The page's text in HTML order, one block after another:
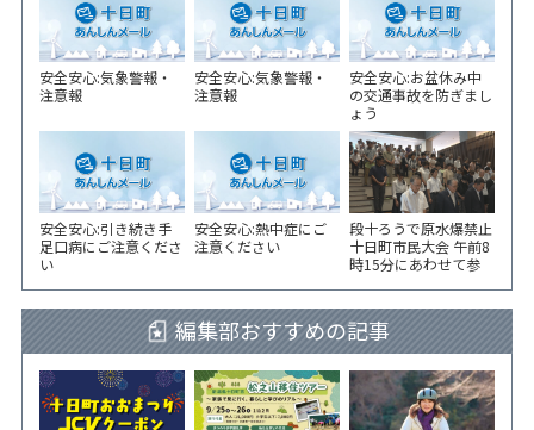
安全安心:気象警報・
注意報
安全安心:気象警報・
注意報
安全安心:お盆休み中
の交通事故を防ぎまし
ょう
安全安心:引き続き手
足口病にご注意くださ
い
安全安心:熱中症にご
注意ください
段十ろうで原水爆禁止
十日町市民大会 午前8
時15分にあわせて参
編集部おすすめの記事